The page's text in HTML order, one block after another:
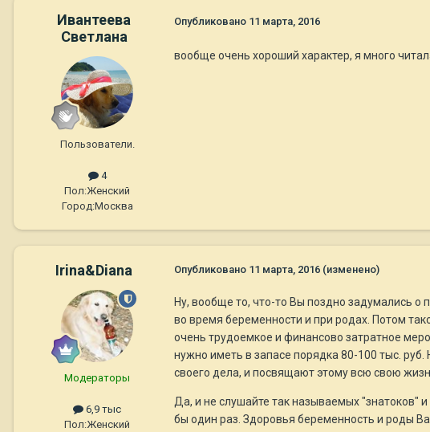
Ивантеева
Светлана
Пользователи.
4
Пол:Женский
Город:Москва
Опубликовано 11 марта, 2016
вообще очень хороший характер, я много
Irina&Diana
Модераторы
6,9 тыс
Пол:Женский
Опубликовано 11 марта, 2016 (изменено)
Ну, вообще то, что-то Вы поздно задумались о
во время беременности и при родах. Потом
очень трудоемкое и финансово затратное
нужно иметь в запасе порядка 80-100 тыс.
своего дела, и посвящают этому всю свою
Да, и не слушайте так называемых "знатоков"
бы один раз. Здоровья беременность и роды